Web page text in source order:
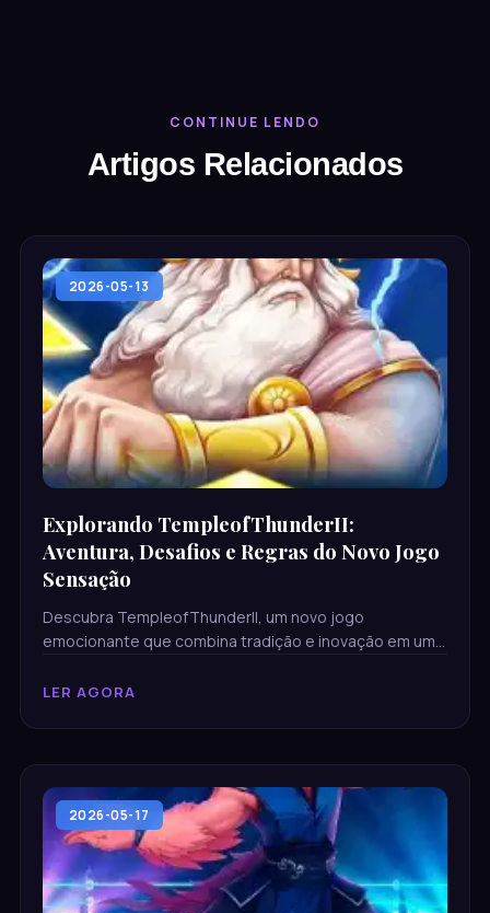
CONTINUE LENDO
Artigos Relacionados
2026-05-13
Explorando TempleofThunderII:
Aventura, Desafios e Regras do Novo Jogo
Sensação
Descubra TempleofThunderII, um novo jogo
emocionante que combina tradição e inovação em uma
LER AGORA
2026-05-17